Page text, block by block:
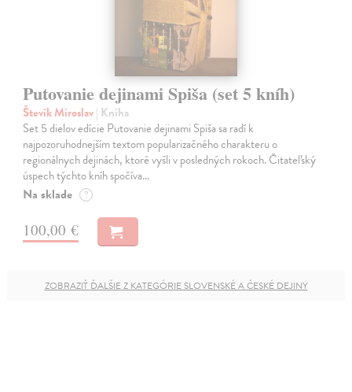
Putovanie dejinami Spiša (set 5 kníh)
Števík Miroslav| Kniha
Set 5 dielov edície Putovanie dejinami Spiša sa radí k
najpozoruhodnejším textom popularizačného charakteru o
regionálnych dejinách, ktoré vyšli v posledných rokoch. Čitateľský
úspech týchto kníh spočíva…
Na sklade ?
100,00 €
ZOBRAZIŤ ĎALŠIE Z KATEGÓRIE SLOVENSKÉ A ČESKÉ DEJINY